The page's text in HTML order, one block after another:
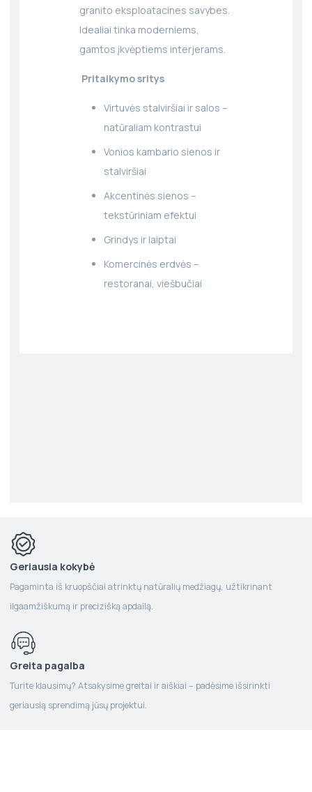
granito eksploatacines savybes.
Idealiai tinka moderniems,
gamtos įkvėptiems interjerams.
Pritaikymo sritys
Virtuvės stalviršiai ir salos –
natūraliam kontrastui
Vonios kambario sienos ir
stalviršiai
Akcentinės sienos –
tekstūriniam efektui
Grindys ir laiptai
Komercinės erdvės –
restoranai, viešbučiai
Geriausia kokybė
Pagaminta iš kruopščiai atrinktų natūralių medžiagų, užtikrinant
ilgaamžiškumą ir precizišką apdailą.
Greita pagalba
Turite klausimų? Atsakysime greitai ir aiškiai – padėsime išsirinkti
geriausią sprendimą jūsų projektui.